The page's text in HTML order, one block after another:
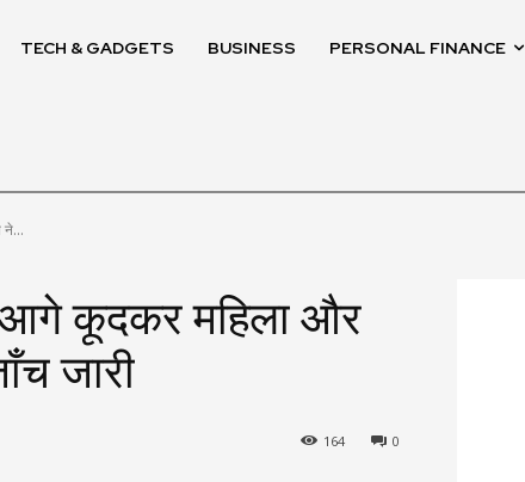
TECH & GADGETS BUSINESS PERSONAL FINANCE
ने...
आगे कूदकर महिला और
जारी
0
164